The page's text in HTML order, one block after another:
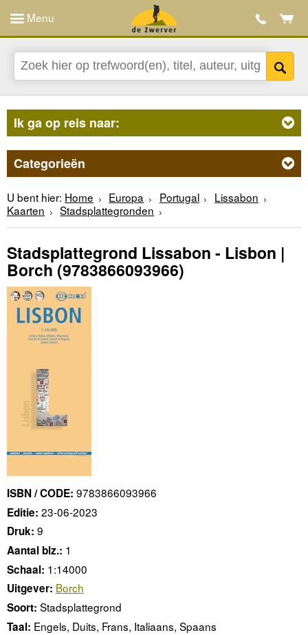
Menu
Ik ga op reis naar:
Categorieën
U bent hier: Home Europa Portugal
Lissabon
Kaarten
Stadsplattegronden
Stadsplattegrond Lissabon - Lisbon |
Borch(9783866093966)
ISBN / CODE: 9783866093966
Editie: 23-06-2023
Druk: 9
Aantal blz.: 1
Schaal: 1:14000
Uitgever: Borch
Soort: Stadsplattegrond
Taal: Engels, Duits, Frans, Italiaans, Spaans